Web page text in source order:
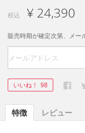
税込 ¥ 24,390
販売時期が確定次第、メー
いいね！ 98
特徴 レビュー